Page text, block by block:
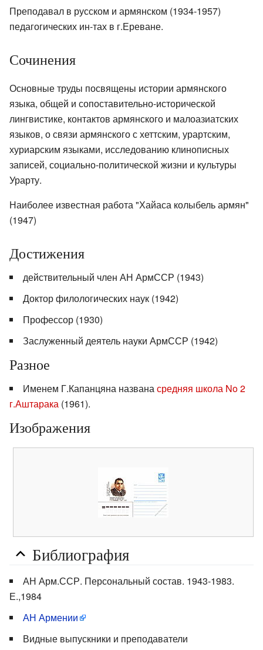
Преподавал в русском и армянском (1934-1957)
педагогических ин-тах в г.Ереване.
Сочинения
Основные труды посвящены истории армянского
языка, общей и сопоставительно-исторической
лингвистике, контактов армянского и малоазиатских
языков, о связи армянского с хеттским, урартским,
хуриарским языками, исследованию клинописных
записей, социально-политической жизни и культуры
Урарту.
Наиболее известная работа "Хайаса колыбель армян"
(1947)
Достижения
действительный член АН АрмССР (1943)
Доктор филологических наук (1942)
Профессор (1930)
Заслуженный деятель науки АрмССР (1942)
Разное
Именем Г.Капанцяна названасредняя школа No 2
г.Аштарака (1961).
Изображения
Библиография
АН Арм.ССР. Персональный состав. 1943-1983.
Е.,1984
АН Армении
Видные выпускники и преподаватели